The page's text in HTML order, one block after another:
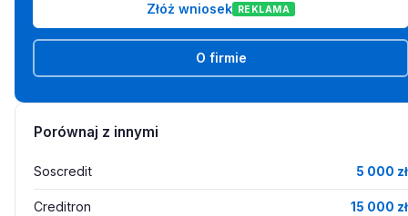
Złóż wniosek REKLAMA
O firmie
Porównaj z innymi
Soscredit 5 000 zł
Creditron 15 000 zł